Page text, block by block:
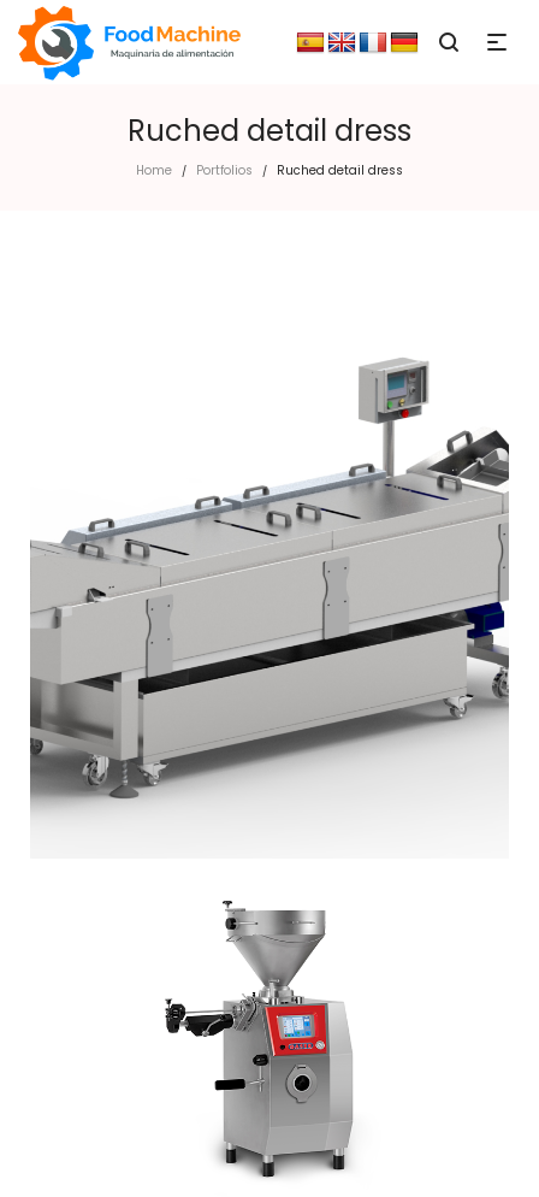
Ruched detail dress
Home / Portfolios / Ruched detail dress